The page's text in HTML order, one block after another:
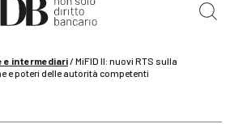
/ 1° Ottobre
sanzionatorio del TUF
e intermediari/MiFID II: nuovi RTS sulla
e poteri delle autorità competenti